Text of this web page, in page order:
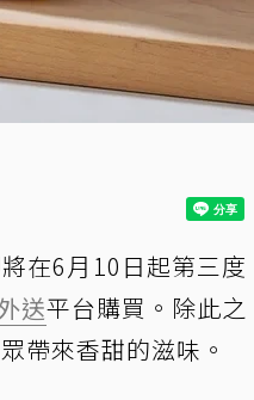
在6月10日起第三度
送平台購買。除此之
帶來香甜的滋味。